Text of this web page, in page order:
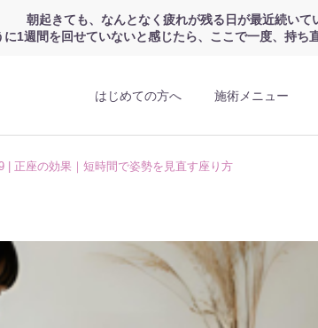
朝起きても、なんとなく疲れが残る日が最近続いて
に1週間を回せていないと感じたら、ここで一度、持ち
はじめての方へ 施術メニュー
| 正座の効果｜短時間で姿勢を見直す座り方